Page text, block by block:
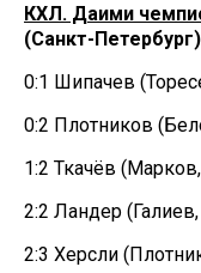
КХЛ. Даими
(Санкт-
0:1 Шипачев
0:2 Плотников
1:2 Ткачёв
2:2 Ландер
2:3 Херсли